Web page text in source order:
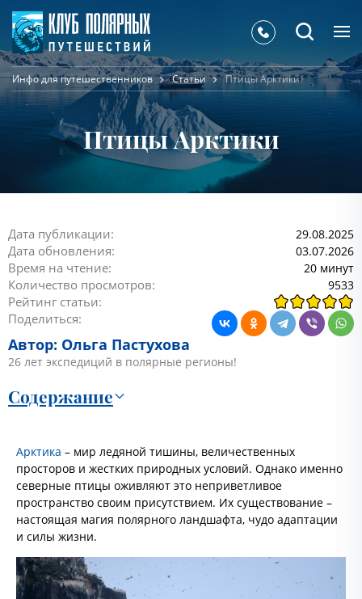
Инфо для путешественников Статьи Птицы Арктики
Птицы Арктики
Автор: Ольга Пастухова
26 лет экспедиций в полярные регионы!
Содержание
Дата публикации: 29.08.2025
Дата обновления: 03.07.2026
Время на чтение: 20 минут
Количество просмотров: 9533
Рейтинг статьи:
Поделиться:
Арктика – мир ледяной тишины, величественных
просторов и жестких природных условий. Однако именно
северные птицы оживляют это неприветливое
пространство своим присутствием. Их существование –
настоящая магия полярного ландшафта, чудо адаптации
и силы жизни.